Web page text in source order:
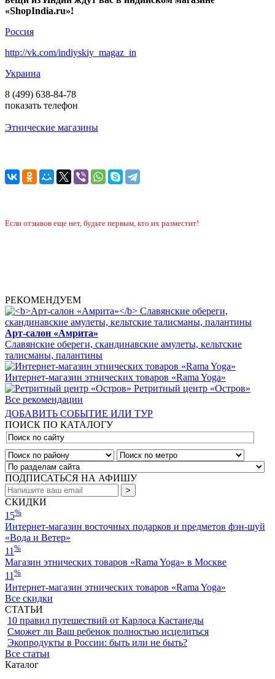
«ShopIndia.ru»!
Россия
http://vk.com/indiyskiy_magaz_in
Украина
8 (499) 638-84-78
показать телефон
Этнические магазины
Если отзывов еще нет, будьте первым, кто их разместит!
РЕКОМЕНДУЕМ
Арт-салон «Амрита»
Славянские обереги, скандинавские амулеты, кельтские
талисманы, палантины
Интернет-магазин этнических товаров «Rama Yoga»
Ретритный центр «Остров»
Все рекомендации
ДОБАВИТЬ СОБЫТИЕ ИЛИ ТУР
ПОИСК ПО КАТАЛОГУ
ПОДПИСАТЬСЯ НА АФИШУ
СКИДКИ
15%
Интернет-магазин восточных подарков и предметов фэн-шуй
«Вода и Ветер»
11%
Магазин этнических товаров «Rama Yoga» в Москве
11%
Интернет-магазин этнических товаров «Rama Yoga»
Все скидки
СТАТЬИ
10 правил путешествий от Карлоса Кастанеды
Сможет ли Ваш ребенок полностью исцелиться
Экопродукты в России: быть или не быть?
Все статьи
Каталог